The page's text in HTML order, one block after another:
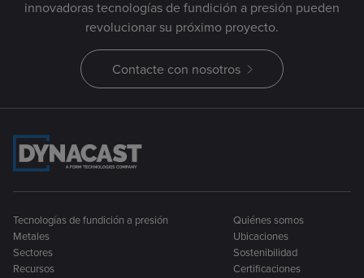
innovadoras tecnologías de fundición a presión pueden
revolucionar su próximo proyecto.
Contacte con nosotros
Tecnologías de fundición a presión
Metales
Sectores
Recursos
Quiénes somos
Ubicaciones
Sostenibilidad
Certificaciones